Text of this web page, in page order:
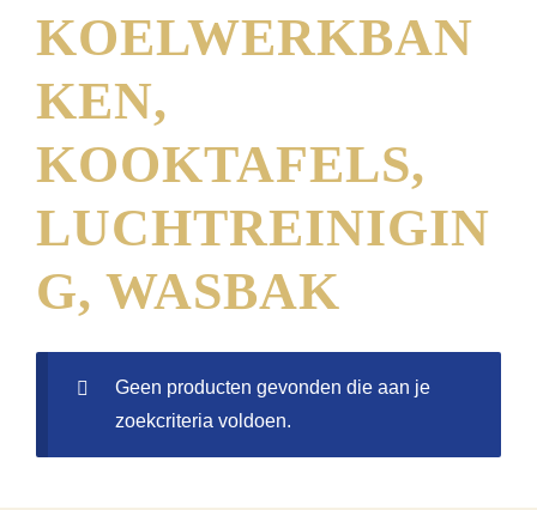
KOELWERKBAN
KEN,
KOOKTAFELS,
LUCHTREINIGIN
G, WASBAK
Geen producten gevonden die aan je
zoekcriteria voldoen.